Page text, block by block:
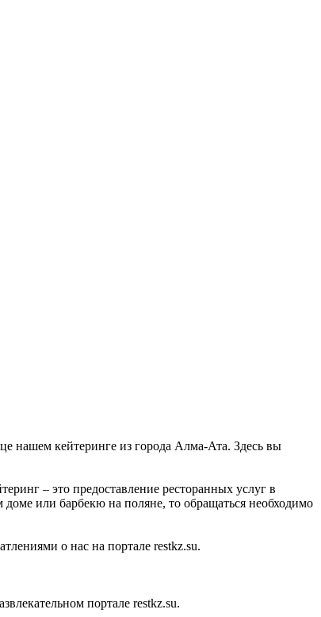
нашем кейтеринге из города Алма-Ата. Здесь вы
– это предоставление ресторанных услуг в
или барбекю на поляне, то обращаться необходимо
о нас на портале restkz.su.
портале restkz.su.